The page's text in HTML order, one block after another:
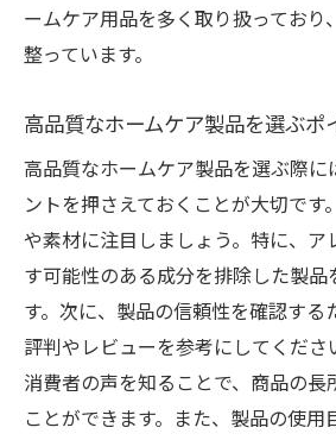
アレルギー対策を考慮し
製品の持続可能性を考えた
意すべきこと
信頼できる販売店の見つ
購入前に確認すべき製品
ホームケア用品の返品・
地域限定のお得な購入方法
オンライン購入のメリッ
地域のイベントやフェア
地域の特性を活かしたホーム
ームケア用品を多く取り扱っており
整っています。
高品質なホームケア製品を選ぶポ
高品質なホームケア製品を選ぶ際に
ントを押さえておくことが大切です
や素材に注目しましょう。特に、ア
す可能性のある成分を排除した製品
す。次に、製品の信頼性を確認する
評判やレビューを参考にしてくださ
消費者の声を知ることで、商品の長
ことができます。また、製品の使用